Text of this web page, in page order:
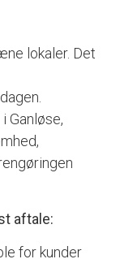
lokaler. Det
Ganløse,
aftale:
for kunder